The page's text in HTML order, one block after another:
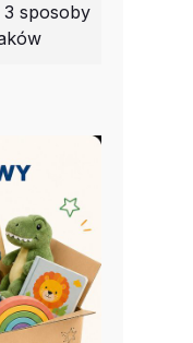
sposoby